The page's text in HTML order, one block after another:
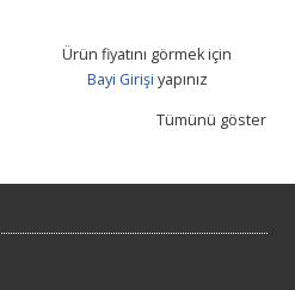
Ürün fiyatını görmek için
Bayi Girişi yapınız
Tümünü göster